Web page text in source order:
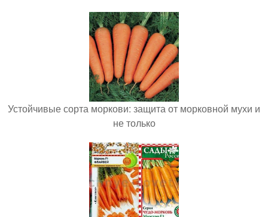
Устойчивые сорта моркови: защита от морковной мухи и
не только